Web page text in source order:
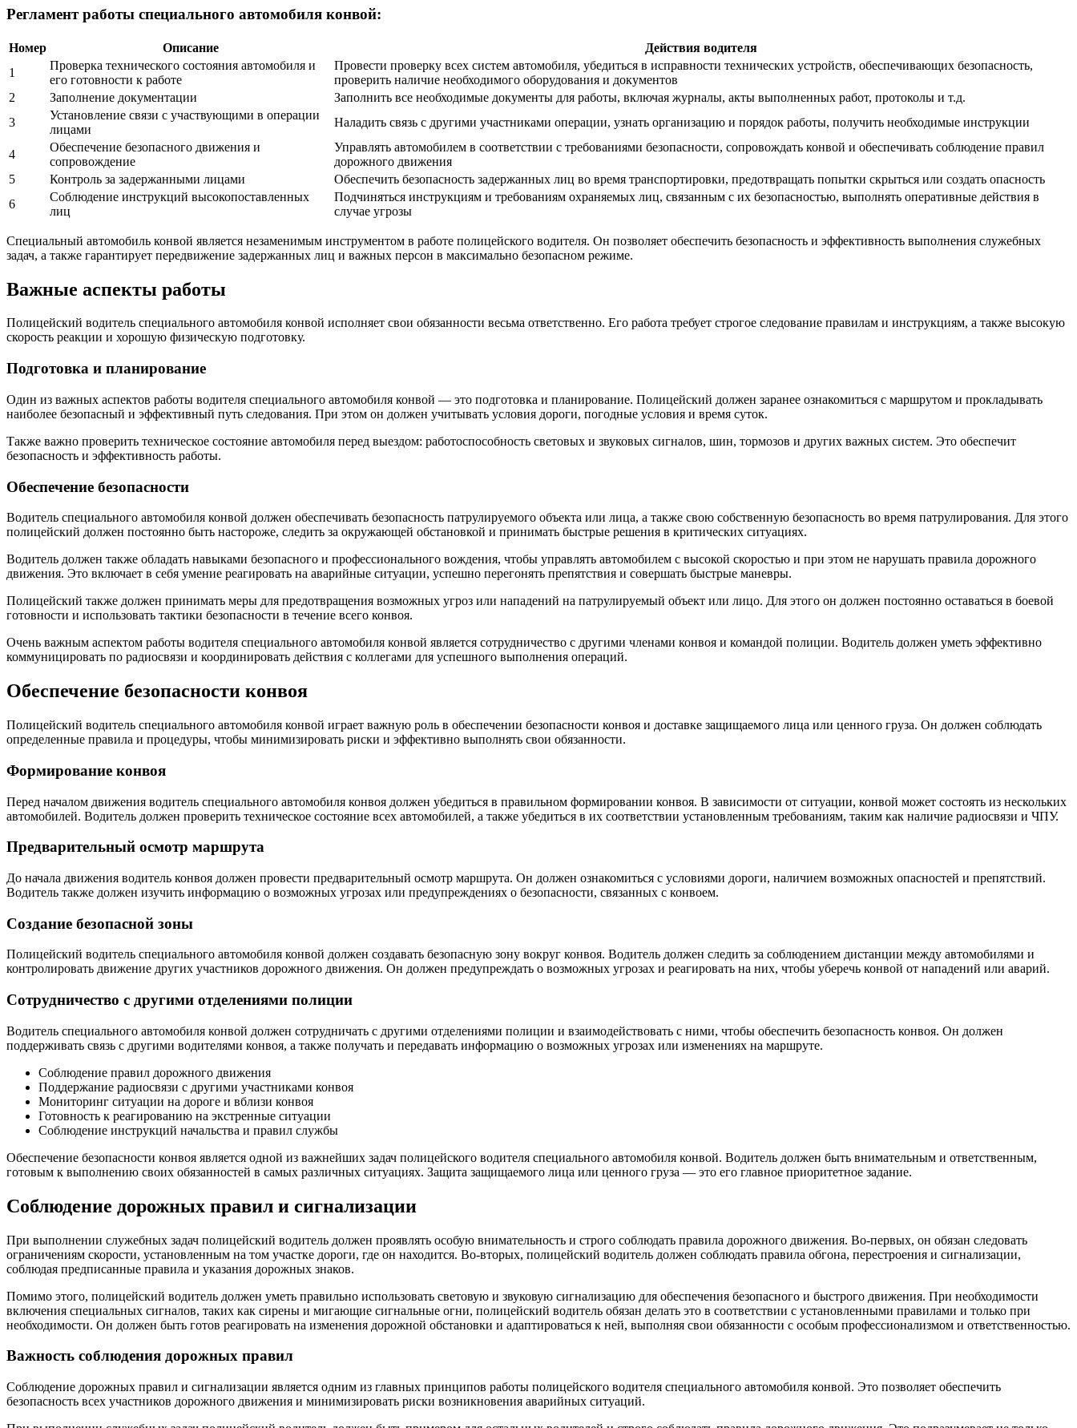
Регламент работы специального автомобиля конвой:
Номер Описание
Действия водителя
1
Проверка технического состояния автомобиля и
его готовности к работе
Провести проверку всех систем автомобиля, убедиться в исправности технических устройств, обеспечивающих безопасность,
проверить наличие необходимого оборудования и документов
2
Заполнение документации
Заполнить все необходимые документы для работы, включая журналы, акты выполненных работ, протоколы и т.д.
3
Установление связи с участвующими в операции
лицами
Наладить связь с другими участниками операции, узнать организацию и порядок работы, получить необходимые инструкции
4
Обеспечение безопасного движения и
сопровождение
Управлять автомобилем в соответствии с требованиями безопасности, сопровождать конвой и обеспечивать соблюдение правил
дорожного движения
5
Контроль за задержанными лицами
Обеспечить безопасность задержанных лиц во время транспортировки, предотвращать попытки скрыться или создать опасность
6
Соблюдение инструкций высокопоставленных
лиц
Подчиняться инструкциям и требованиям охраняемых лиц, связанным с их безопасностью, выполнять оперативные действия в
случае угрозы
Специальный автомобиль конвой является незаменимым инструментом в работе полицейского водителя. Он позволяет обеспечить безопасность и эффективность выполнения служебных
задач, а также гарантирует передвижение задержанных лиц и важных персон в максимально безопасном режиме.
Важные аспекты работы
Полицейский водитель специального автомобиля конвой исполняет свои обязанности весьма ответственно. Его работа требует строгое следование правилам и инструкциям, а также высокую
скорость реакции и хорошую физическую подготовку.
Подготовка и планирование
Один из важных аспектов работы водителя специального автомобиля конвой — это подготовка и планирование. Полицейский должен заранее ознакомиться с маршрутом и прокладывать
наиболее безопасный и эффективный путь следования. При этом он должен учитывать условия дороги, погодные условия и время суток.
Также важно проверить техническое состояние автомобиля перед выездом: работоспособность световых и звуковых сигналов, шин, тормозов и других важных систем. Это обеспечит
безопасность и эффективность работы.
Обеспечение безопасности
Водитель специального автомобиля конвой должен обеспечивать безопасность патрулируемого объекта или лица, а также свою собственную безопасность во время патрулирования. Для этого
полицейский должен постоянно быть настороже, следить за окружающей обстановкой и принимать быстрые решения в критических ситуациях.
Водитель должен также обладать навыками безопасного и профессионального вождения, чтобы управлять автомобилем с высокой скоростью и при этом не нарушать правила дорожного
движения. Это включает в себя умение реагировать на аварийные ситуации, успешно перегонять препятствия и совершать быстрые маневры.
Полицейский также должен принимать меры для предотвращения возможных угроз или нападений на патрулируемый объект или лицо. Для этого он должен постоянно оставаться в боевой
готовности и использовать тактики безопасности в течение всего конвоя.
Очень важным аспектом работы водителя специального автомобиля конвой является сотрудничество с другими членами конвоя и командой полиции. Водитель должен уметь эффективно
коммуницировать по радиосвязи и координировать действия с коллегами для успешного выполнения операций.
Обеспечение безопасности конвоя
Полицейский водитель специального автомобиля конвой играет важную роль в обеспечении безопасности конвоя и доставке защищаемого лица или ценного груза. Он должен соблюдать
определенные правила и процедуры, чтобы минимизировать риски и эффективно выполнять свои обязанности.
Формирование конвоя
Перед началом движения водитель специального автомобиля конвоя должен убедиться в правильном формировании конвоя. В зависимости от ситуации, конвой может состоять из нескольких
автомобилей. Водитель должен проверить техническое состояние всех автомобилей, а также убедиться в их соответствии установленным требованиям, таким как наличие радиосвязи и ЧПУ.
Предварительный осмотр маршрута
До начала движения водитель конвоя должен провести предварительный осмотр маршрута. Он должен ознакомиться с условиями дороги, наличием возможных опасностей и препятствий.
Водитель также должен изучить информацию о возможных угрозах или предупреждениях о безопасности, связанных с конвоем.
Создание безопасной зоны
Полицейский водитель специального автомобиля конвой должен создавать безопасную зону вокруг конвоя. Водитель должен следить за соблюдением дистанции между автомобилями и
контролировать движение других участников дорожного движения. Он должен предупреждать о возможных угрозах и реагировать на них, чтобы уберечь конвой от нападений или аварий.
Сотрудничество с другими отделениями полиции
Водитель специального автомобиля конвой должен сотрудничать с другими отделениями полиции и взаимодействовать с ними, чтобы обеспечить безопасность конвоя. Он должен
поддерживать связь с другими водителями конвоя, а также получать и передавать информацию о возможных угрозах или изменениях на маршруте.
Соблюдение правил дорожного движения
Поддержание радиосвязи с другими участниками конвоя
Мониторинг ситуации на дороге и вблизи конвоя
Готовность к реагированию на экстренные ситуации
Соблюдение инструкций начальства и правил службы
Обеспечение безопасности конвоя является одной из важнейших задач полицейского водителя специального автомобиля конвой. Водитель должен быть внимательным и ответственным,
готовым к выполнению своих обязанностей в самых различных ситуациях. Защита защищаемого лица или ценного груза — это его главное приоритетное задание.
Соблюдение дорожных правил и сигнализации
При выполнении служебных задач полицейский водитель должен проявлять особую внимательность и строго соблюдать правила дорожного движения. Во-первых, он обязан следовать
ограничениям скорости, установленным на том участке дороги, где он находится. Во-вторых, полицейский водитель должен соблюдать правила обгона, перестроения и сигнализации,
соблюдая предписанные правила и указания дорожных знаков.
Помимо этого, полицейский водитель должен уметь правильно использовать световую и звуковую сигнализацию для обеспечения безопасного и быстрого движения. При необходимости
включения специальных сигналов, таких как сирены и мигающие сигнальные огни, полицейский водитель обязан делать это в соответствии с установленными правилами и только при
необходимости. Он должен быть готов реагировать на изменения дорожной обстановки и адаптироваться к ней, выполняя свои обязанности с особым профессионализмом и ответственностью.
Важность соблюдения дорожных правил
Соблюдение дорожных правил и сигнализации является одним из главных принципов работы полицейского водителя специального автомобиля конвой. Это позволяет обеспечить
безопасность всех участников дорожного движения и минимизировать риски возникновения аварийных ситуаций.